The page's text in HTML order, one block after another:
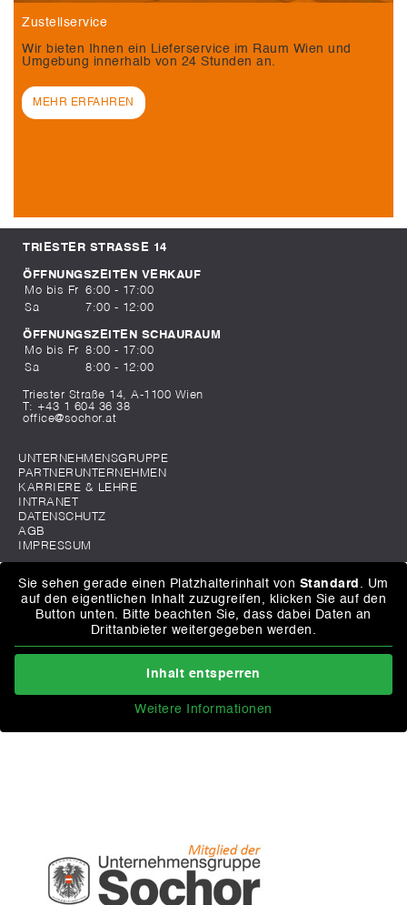
Zustellservice
Wir bieten Ihnen ein Lieferservice im Raum Wien und
Umgebung innerhalb von 24 Stunden an.
MEHR ERFAHREN
TRIESTER STRASSE 14
ÖFFNUNGSZEITEN VERKAUF
Mo bis Fr
6:00 - 17:00
Sa
7:00 - 12:00
ÖFFNUNGSZEITEN SCHAURAUM
Mo bis Fr
8:00 - 17:00
Sa
8:00 - 12:00
Triester Straße 14, A-1100 Wien
T: +43 1 604 36 38
office@sochor.at
UNTERNEHMENSGRUPPE
PARTNERUNTERNEHMEN
KARRIERE & LEHRE
INTRANET
DATENSCHUTZ
AGB
IMPRESSUM
Sie sehen gerade einen Platzhalterinhalt von Standard . Um
auf den eigentlichen Inhalt zuzugreifen, klicken Sie auf den
Button unten. Bitte beachten Sie, dass dabei Daten an
Drittanbieter weitergegeben werden.
Inhalt entsperren
Weitere Informationen